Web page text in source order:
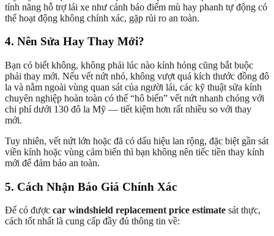
tính năng hỗ trợ lái xe như cảnh báo điểm mù hay phanh tự động có
thể hoạt động không chính xác, gặp rủi ro an toàn.
4. Nên Sửa Hay Thay Mới?
Bạn có biết không, không phải lúc nào kính hỏng cũng bắt buộc
phải thay mới. Nếu vết nứt nhỏ, không vượt quá kích thước đồng đô
la và nằm ngoài vùng quan sát của người lái, các kỹ thuật sửa kính
chuyên nghiệp hoàn toàn có thể “hô biến” vết nứt nhanh chóng với
chi phí dưới 130 đô la Mỹ — tiết kiệm hơn rất nhiều so với thay
mới.
Tuy nhiên, vết nứt lớn hoặc đã có dấu hiệu lan rộng, đặc biệt gần sát
viền kính hoặc vùng cảm biến thì bạn không nên tiếc tiền thay kính
mới để đảm bảo an toàn.
5. Cách Nhận Báo Giá Chính Xác
Để có được car windshield replacement price estimate sát thực,
cách tốt nhất là cung cấp đầy đủ thông tin về: